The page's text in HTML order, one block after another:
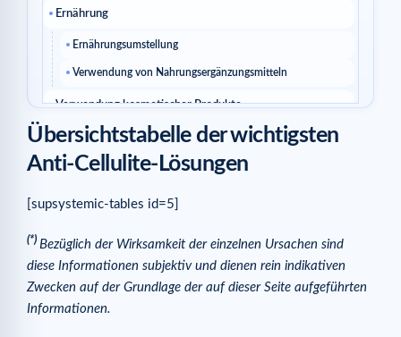
Ernährung
Ernährungsumstellung
Verwendung von Nahrungsergänzungsmitteln
Verwendung kosmetischer Produkte
Gebrauchsfertige Pflege
Natürliche Heilmittel
Professionelle Behandlungen
Übersichtstabelle der wichtigsten
Anti-Cellulite-Lösungen
[supsystemic-tables id=5]
(*) Bezüglich der Wirksamkeit der einzelnen Ursachen sind
diese Informationen subjektiv und dienen rein indikativen
Zwecken auf der Grundlage der auf dieser Seite aufgeführten
Informationen.